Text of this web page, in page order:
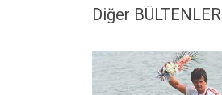
Diğer BÜLTENLER